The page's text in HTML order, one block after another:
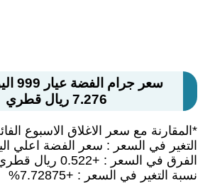
سعر
7.276 ريال قطري
*المقارنة مع سعر الاغلاق الاسبوع
التغير في السعر : سعر الفضة اعلي
الفرق في السعر : +0.522 ريال قطري
نسبة التغير في السعر : +7.72875%